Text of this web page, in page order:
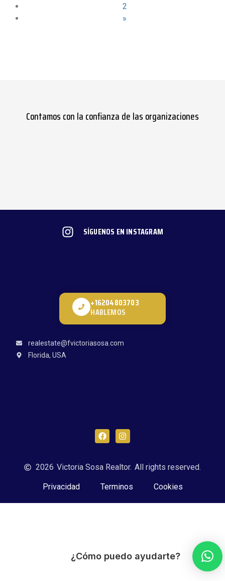
2
»
Contamos con la confianza de las organizaciones
SÍGUENOS EN INSTAGRAM
F
a
b
o
k
I
n
a
g
a
+16204803703
HABLEMOS
realestate@fvictoriasosa.com
Florida, USA
2026 Victoria Sosa Realtor. All rights reserved.
Privacidad Terminos Cookies
¿Cómo puedo ayudarte?